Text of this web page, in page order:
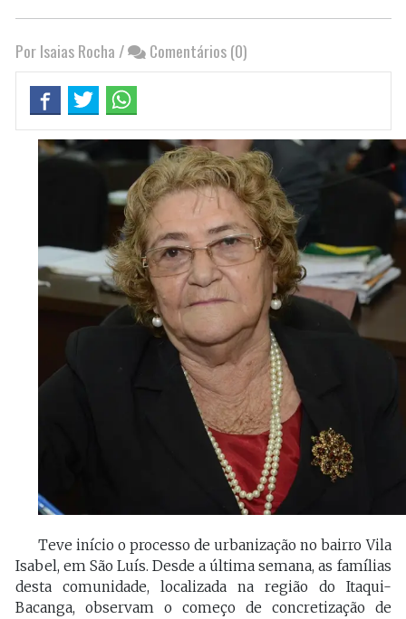
Por Isaias Rocha / Comentários (0)
Teve início o processo de urbanização no bairro Vila
Isabel, em São Luís. Desde a última semana, as famílias
desta comunidade, localizada na região do Itaqui-
Bacanga, observam o começo de concretização de